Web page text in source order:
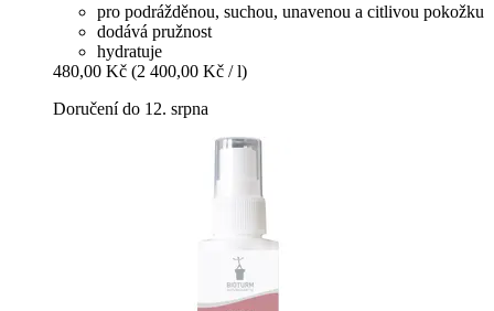
pro podrážděnou, suchou, unavenou a citlivou pokožku
dodává pružnost
hydratuje
480,00 Kč (2 400,00 Kč / l)
Doručení do 12. srpna